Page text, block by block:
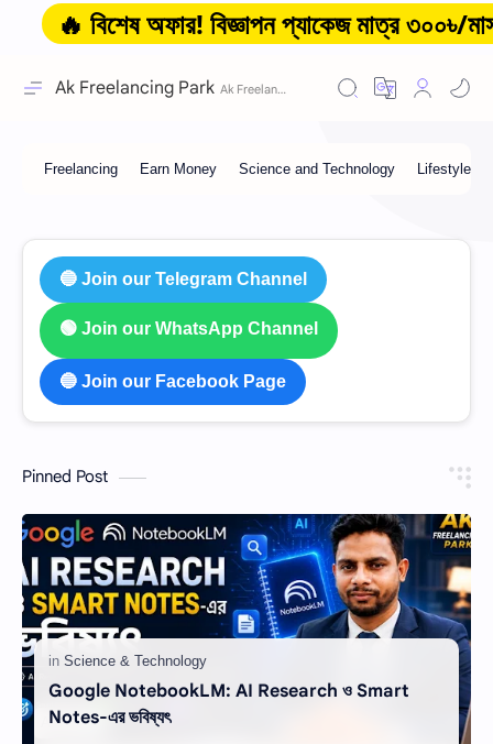
Ak Freelancing Park
🔥 বিশেষ অফার! বিজ্ঞাপন প্যাকেজ মাত্র ৩০০৳/মাস
🔵 Join our Telegram Channel
🟢 Join our WhatsApp Channel
🔵 Join our Facebook Page
Pinned Post
Google NotebookLM: AI Research ও Smart
Notes-এর ভবিষ্যৎ